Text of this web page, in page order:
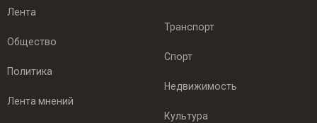
Лента
Общество
Политика
Лента мнений
Транспорт
Спорт
Недвижимость
Культура